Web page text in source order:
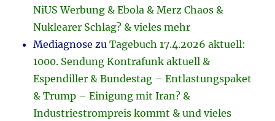
NiUS Werbung & Ebola & Merz Chaos &
Nuklearer Schlag? & vieles mehr
Mediagnose zuTagebuch 17.4.2026 aktuell:
1000. Sendung Kontrafunk aktuell &
Espendiller & Bundestag – Entlastungspaket
& Trump – Einigung mit Iran? &
Industriestrompreis kommt & und vieles